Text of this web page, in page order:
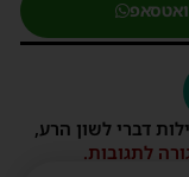
דברי לשון הרע,
לתגובות.